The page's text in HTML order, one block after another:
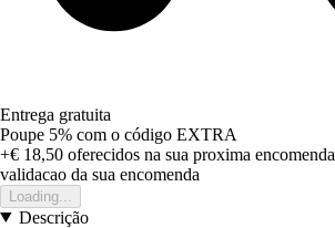
Entrega gratuita
Poupe 5% com o código EXTRA
+€ 18,50 oferecidos na sua proxima encomenda
validacao da sua encomenda
Loading...
Descrição